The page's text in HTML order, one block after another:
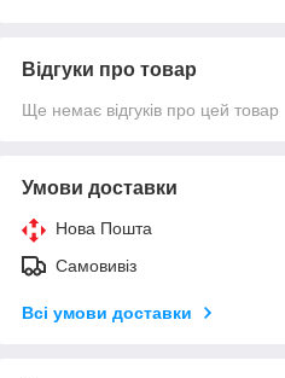
Відгуки про товар
Ще немає відгуків про цей товар
Умови доставки
Нова Пошта
Самовивіз
Всі умови доставки